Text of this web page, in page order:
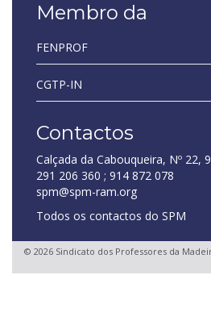
Membro da
FENPROF
CGTP-IN
Contactos
Calçada da Cabouqueira, Nº 22,
291 206 360 ; 914 872 078
spm@spm-ram.org
Todos os contactos do SPM
© 2026 Sindicato dos Professores da